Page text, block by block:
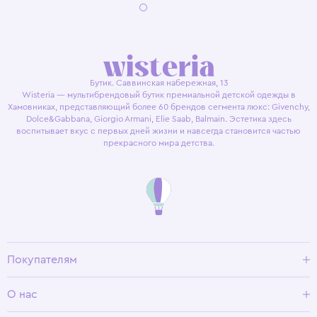
Бутик. Саввинская набережная, 13
Wisteria — мультибрендовый бутик премиальной детской одежды в
Хамовниках, представляющий более 60 брендов сегмента люкс: Givenchy,
Dolce&Gabbana, Giorgio Armani, Elie Saab, Balmain. Эстетика здесь
воспитывает вкус с первых дней жизни и навсегда становится частью
прекрасного мира детства.
Покупателям
Условия возврата
О нас